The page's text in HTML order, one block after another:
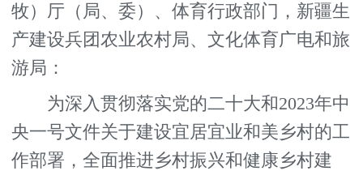
牧）厅（局、委）、体育行政部门，新疆生
产建设兵团农业农村局、文化体育广电和旅
游局：
为深入贯彻落实党的二十大和2023年中
央一号文件关于建设宜居宜业和美乡村的工
作部署，全面推进乡村振兴和健康乡村建